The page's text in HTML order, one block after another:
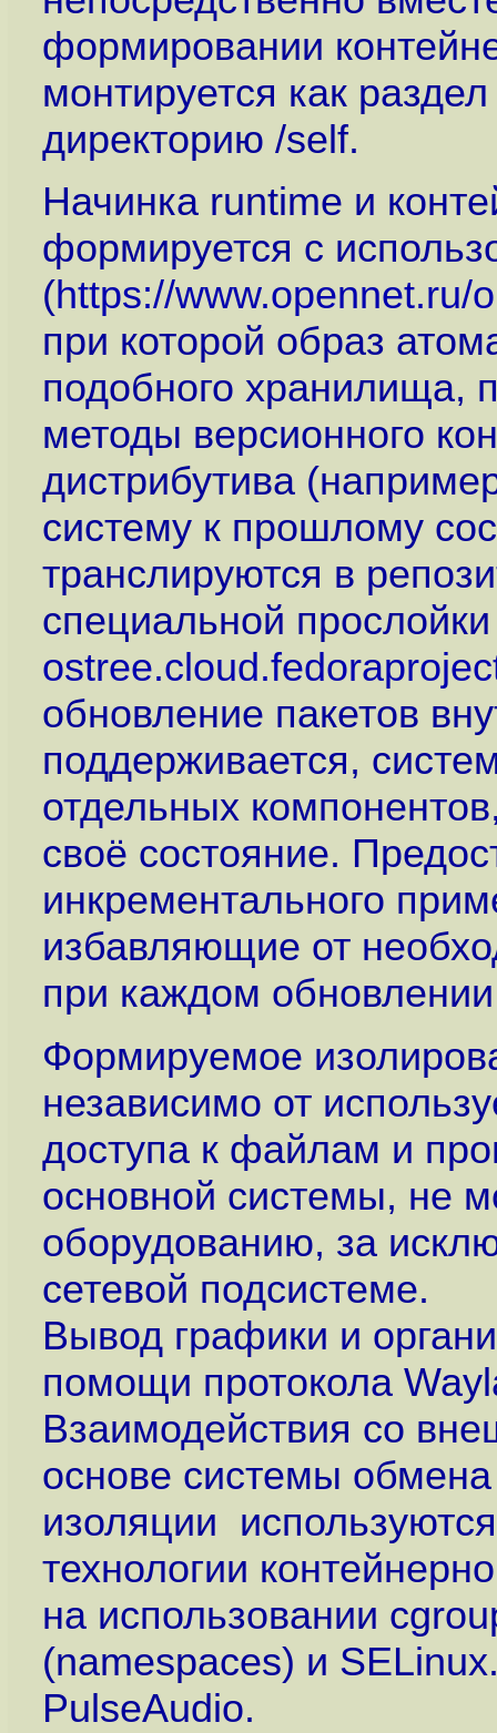
формировании
монтируется как
директорию /self.
Начинка runtime и
формируется с
(https://www.opennet.ru/
при которой образ
подобного хранилища,
методы версионного
дистрибутива
систему к прошлому
транслируются в
специальной
обновление пакетов
поддерживается,
отдельных
своё состояние.
инкрементального
избавляющие от
при каждом
Формируемое
независимо от
доступа к файлам и
основной системы, не
оборудованию, за
сетевой подсистеме.
Вывод графики и
помощи протокола
Взаимодействия со
основе системы
изоляции
технологии
на использовании
(namespaces) и
PulseAudio.